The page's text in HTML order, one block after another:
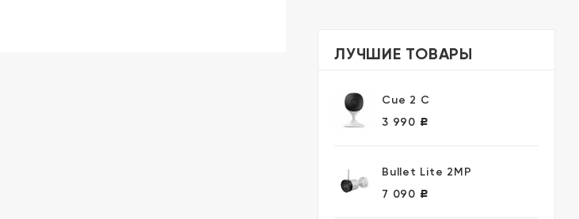
ЛУЧШИЕ ТОВАРЫ
Cue 2 C
3 990
Р
Bullet Lite 2MP
7 090
Р